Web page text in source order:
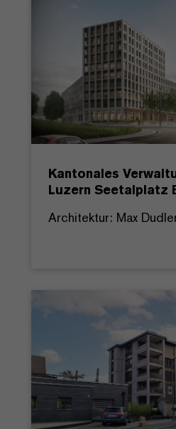
Kantonales
Luzern Seetalplatz
Architektur: Max